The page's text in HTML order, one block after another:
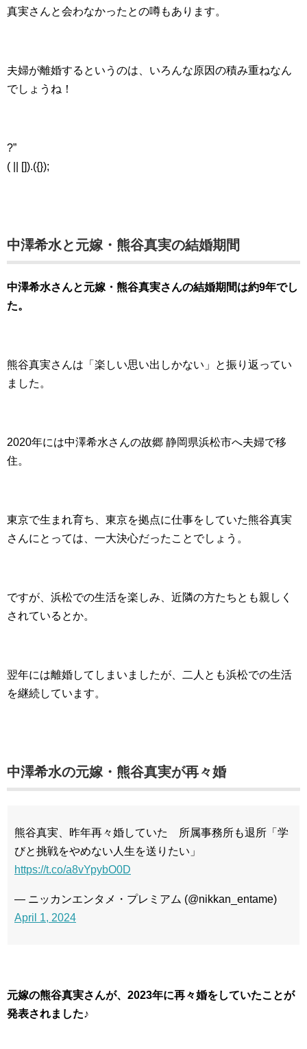
真実さんと会わなかったとの噂もあります。
夫婦が離婚するというのは、いろんな原因の積み重ねなん
でしょうね！
?”
( || []).({});
中澤希水と元嫁・熊谷真実の結婚期間
中澤希水さんと元嫁・熊谷真実さんの結婚期間は約9年でし
た。
熊谷真実さんは「楽しい思い出しかない」と振り返ってい
ました。
2020年には中澤希水さんの故郷 静岡県浜松市へ夫婦で移
住。
東京で生まれ育ち、東京を拠点に仕事をしていた熊谷真実
さんにとっては、一大決心だったことでしょう。
ですが、浜松での生活を楽しみ、近隣の方たちとも親しく
されているとか。
翌年には離婚してしまいましたが、二人とも浜松での生活
を継続しています。
中澤希水の元嫁・熊谷真実が再々婚
熊谷真実、昨年再々婚していた 所属事務所も退所「学
びと挑戦をやめない人生を送りたい」
https://t.co/a8vYpybO0D
— ニッカンエンタメ・プレミアム (@nikkan_entame)
April 1, 2024
元嫁の熊谷真実さんが、2023年に再々婚をしていたことが
発表されました♪